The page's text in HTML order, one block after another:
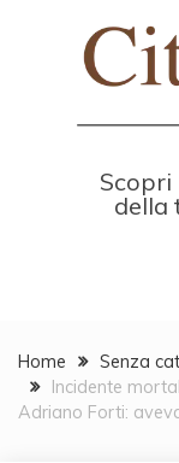
Scopri
della
Home
Senza
Incidente
Adriano Forti: